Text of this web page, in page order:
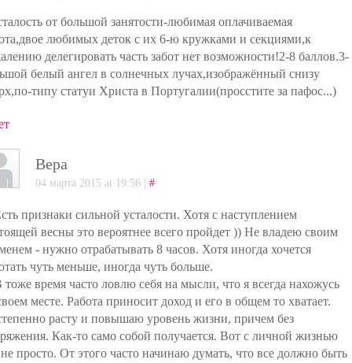
от большой занятости-любимая оплачиваемая
любимых деток с их 6-ю кружками и секциями,к
делегировать часть забот нет возможности!2-8 баллов.3-
белый ангел в солнечных лучах,изображённый снизу
типу статуи Христа в Португалии(просстите за пафос...)
Вера
04 марта 2015 at 19:56 | #
признаки сильной усталости. Хотя с наступлением
весны это вероятнее всего пройдет )) Не владею своим
- нужно отрабатывать 8 часов. Хотя иногда хочется
чуть меньше, иногда чуть больше.
тоже время часто ловлю себя на мысли, что я всегда нахожусь
месте. Работа приносит доход и его в общем то хватает.
расту и повышаю уровень жизни, причем без
Как-то само собой получается. Вот с личной жизнью
просто. От этого часто начинаю думать, что все должно быть